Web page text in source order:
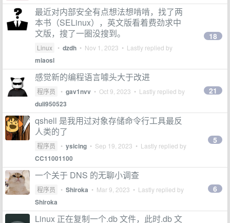
最近对内部安全有点想法想啃啃，找了两
本书（SELinux），英文版看着费劲求中
文版，搜了一圈没搜到。
Linux • dzdh • Nov 1, 2023 • Lastly replied by
miaosl
18
感觉新的编程语言噱头大于改进
程序员 • gav1nvv • Oct 9, 2023 • Lastly replied by
duli950523
21
qshell 是我用过对象存储命令行工具最反
人类的了
程序员 • ysicing • Sep 19, 2023 • Lastly replied by
CC11001100
5
一个关于 DNS 的无聊小调查
程序员 • Shiroka • Mar 9, 2023 • Lastly replied by
Shiroka
6
Linux 正在复制一个.db 文件，此时.db 文